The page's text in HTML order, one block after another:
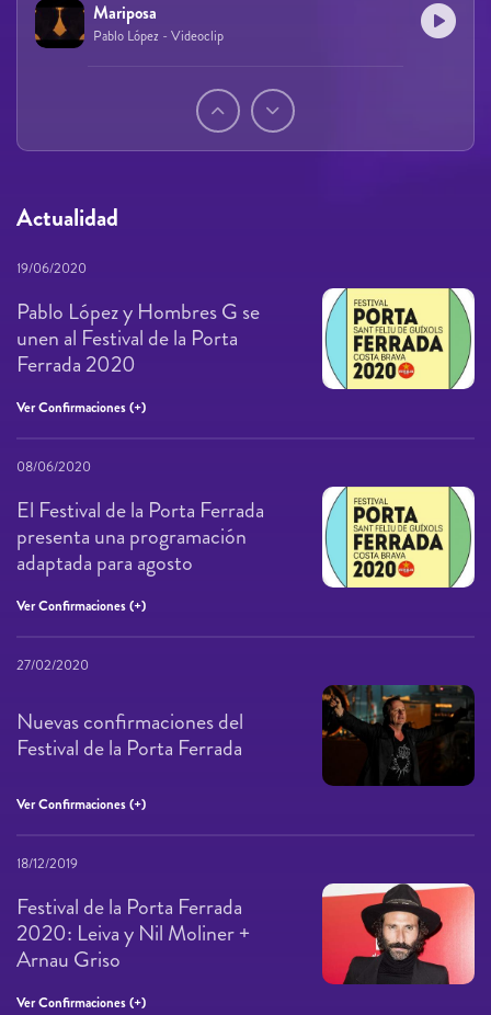
Mariposa
Pablo López - Videoclip
Actualidad
19/06/2020
Pablo López y Hombres G se
unen al Festival de la Porta
Ferrada 2020
Ver Confirmaciones (+)
08/06/2020
El Festival de la Porta Ferrada
presenta una programación
adaptada para agosto
Ver Confirmaciones (+)
27/02/2020
Nuevas confirmaciones del
Festival de la Porta Ferrada
Ver Confirmaciones (+)
18/12/2019
Festival de la Porta Ferrada
2020: Leiva y Nil Moliner +
Arnau Griso
Ver Confirmaciones (+)